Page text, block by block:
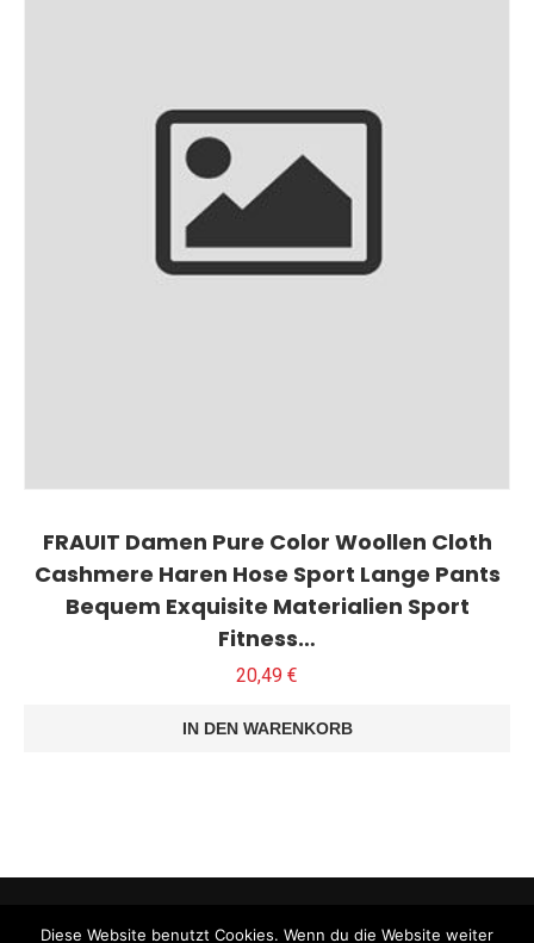
FRAUIT Damen Pure Color Woollen Cloth
Cashmere Haren Hose Sport Lange Pants
Bequem Exquisite Materialien Sport
Fitness…
20,49 €
IN DEN WARENKORB
Diese Website benutzt Cookies. Wenn du die Website weiter